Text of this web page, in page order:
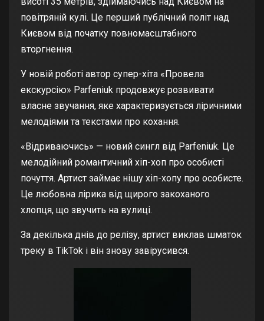
повітряній кулі. Це перший публічний політ над
Києвом від початку повномасштабного
вторгнення.
У новій роботі автор супер-хіта «Провела
екскурсію» Parfeniuk продовжує розвивати
власне звучання, яке характеризується ліричними
мелодіями та текстами про кохання.
«Відриваючись» — новий сингл від Parfeniuk. Це
мелодійний романтичний хіп-хоп про особисті
почуття. Артист займає нішу хіп-хопу про особисте.
Це любовна лірика від щирого закоханого
хлопця, що звучить на вулиці.
За декілька днів до релізу, артист виклав шматок
треку в ТikTok і він знову завірусився.